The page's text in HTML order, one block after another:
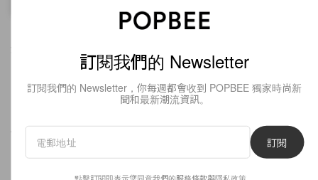
最後一個為大家推薦的姿勢一定適合一眾愛攝影的女生
學習，因為你只需擺出為他人拍照時的動作就能完成！
其實相機是一個頗具格調的道具，尤其是一些外型漂亮
女生嘗試。
The Bee Club和訂閱 POPBEE 電子報
訂閱我們的 Newsletter
訂閱我們的 Newsletter，你每週都會收到 POPBEE 獨家時尚新
聞和最新潮流資訊。
訂閱
點擊訂閱即表示您同意我們的服務條款與隱私政策